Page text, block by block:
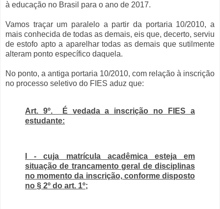
à educação no Brasil para o ano de 2017.
Vamos traçar um paralelo a partir da portaria 10/2010, a
mais conhecida de todas as demais, eis que, decerto, serviu
de estofo apto a aparelhar todas as demais que sutilmente
alteram ponto específico daquela.
No ponto, a antiga portaria 10/2010, com relação à inscrição
no processo seletivo do FIES aduz que:
Art. 9º. É vedada a inscrição no FIES a
estudante:
I - cuja matrícula acadêmica esteja em
situação de trancamento geral de disciplinas
no momento da inscrição, conforme disposto
no § 2º do art. 1º;